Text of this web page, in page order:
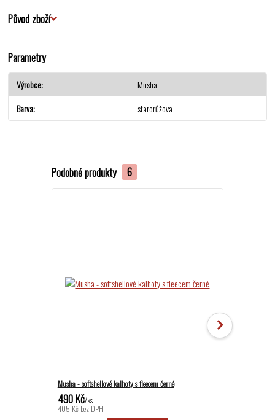
Původ zboží
Parametry
Výrobce
Musha
Barva
starorůžová
Podobné produkty 6
Musha - softshellové kalhoty s fleecem černé
490 Kč/ks
405 Kč bez DPH